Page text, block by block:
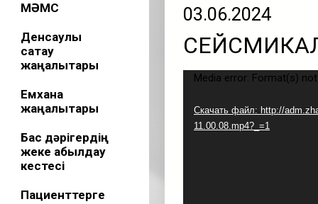
МӘМС
Денсаулық
сақтау
жаңалықтары
Емхана
жаңалықтары
Бас дәрігердің
жеке қабылдау
кестесі
Пациенттерге
03.06.2024
Видеоплеер
Media error: Format(s)
Скачать файл: http://
11.00.08.mp4?_=1